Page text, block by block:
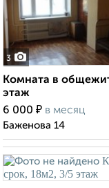
3
Комната в
этаж
6 000 ₽ в месяц
Баженова 14